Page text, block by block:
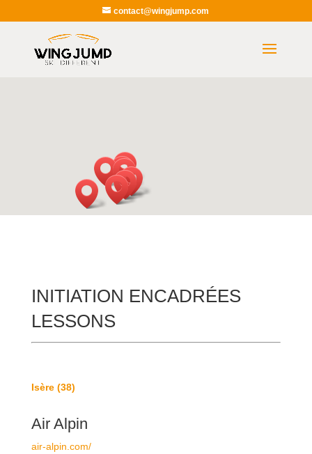
contact@wingjump.com
INITIATION ENCADRÉES
LESSONS
Isère (38)
Air Alpin
air-alpin.com/